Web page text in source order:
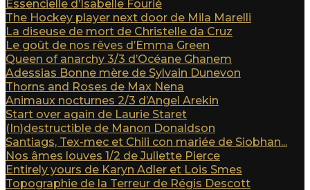
Essencielle d’Isabelle Fourié
The Hockey player next door de Mila Marelli
La diseuse de mort de Christelle da Cruz
Le goût de nos rêves d’Emma Green
Queen of anarchy 3/3 d’Océane Ghanem
Adessias Bonne mère de Sylvain Dunevon
Thorns and Roses de Max Nena
Animaux nocturnes 2/3 d’Angel Arekin
Start over again de Laurie Staret
(In)destructible de Manon Donaldson
Santiags, Tex-mec et Chili con mariée de Siobhan...
Nos âmes louves 1/2 de Juliette Pierce
Entirely yours de Karyn Adler et Lois Smes
Topographie de la Terreur de Régis Descott